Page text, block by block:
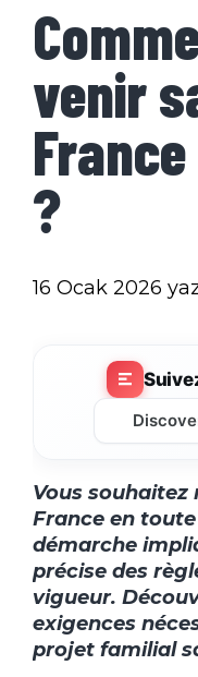
venir
?
16 Ocak 2026
Vous
France en
démarche
précise des
vigueur.
exigences
projet familial